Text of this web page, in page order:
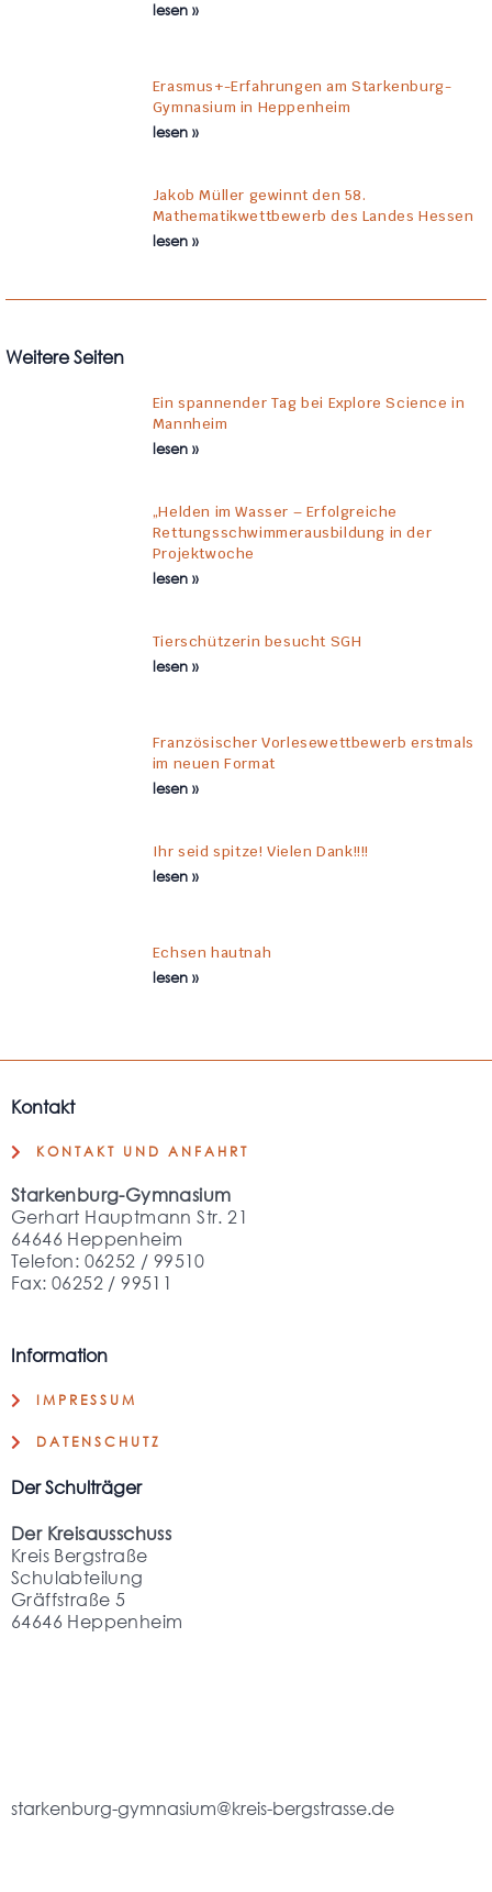
lesen »
Erasmus+-Erfahrungen am Starkenburg-
Gymnasium in Heppenheim
lesen »
Jakob Müller gewinnt den 58.
Mathematikwettbewerb des Landes Hessen
lesen »
Weitere Seiten
Ein spannender Tag bei Explore Science in
Mannheim
lesen »
„Helden im Wasser – Erfolgreiche
Rettungsschwimmerausbildung in der
Projektwoche
lesen »
Tierschützerin besucht SGH
lesen »
Französischer Vorlesewettbewerb erstmals
im neuen Format
lesen »
Ihr seid spitze! Vielen Dank!!!!
lesen »
Echsen hautnah
lesen »
Kontakt
KONTAKT UND ANFAHRT
Starkenburg-Gymnasium
Gerhart Hauptmann Str. 21
64646 Heppenheim
Telefon: 06252 / 99510
Fax: 06252 / 99511
Information
IMPRESSUM
DATENSCHUTZ
Der Schulträger
Der Kreisausschuss
Kreis Bergstraße
Schulabteilung
Gräffstraße 5
64646 Heppenheim
starkenburg-gymnasium@kreis-bergstrasse.de